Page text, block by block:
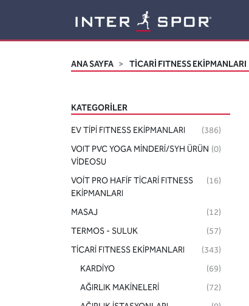
ANA SAYFA TİCARİ FITNESS EKİPMANLARI
KATEGORILER
EV TİPİ FITNESS EKİPMANLARI
(386)
VOIT PVC YOGA MİNDERİ/SYH ÜRÜN
VİDEOSU
(0)
VOİT PRO HAFİF TİCARİ FITNESS
EKİPMANLARI
(16)
MASAJ
(12)
TERMOS - SULUK
(57)
TİCARİ FITNESS EKİPMANLARI
(343)
KARDİYO
(69)
AĞIRLIK MAKİNELERİ
(72)